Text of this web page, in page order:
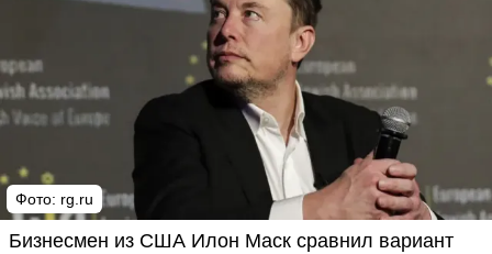
Фото: rg.ru
Бизнесмен из США Илон Маск сравнил вариант